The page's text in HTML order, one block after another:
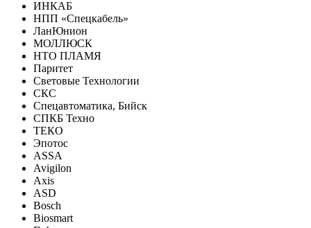
ИНКАБ
НПП «Спецкабель»
ЛанЮнион
МОЛЛЮСК
НТО ПЛАМЯ
Паритет
Световые Технологии
СКС
Спецавтоматика, Бийск
СПКБ Техно
ТЕКО
Эпотос
ASSA
Avigilon
Axis
ASD
Bosch
Biosmart